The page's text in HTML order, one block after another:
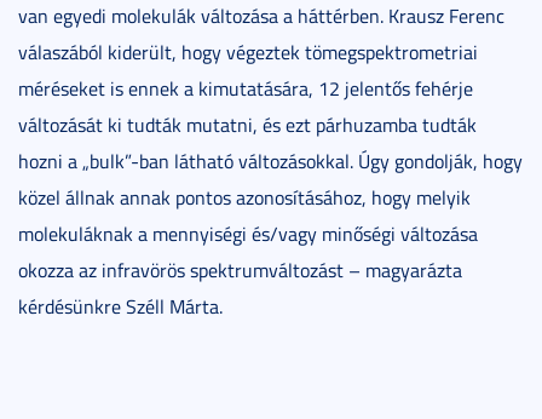
van egyedi molekulák változása a háttérben. Krausz Ferenc
válaszából kiderült, hogy végeztek tömegspektrometriai
méréseket is ennek a kimutatására, 12 jelentős fehérje
változását ki tudták mutatni, és ezt párhuzamba tudták
hozni a „bulk”-ban látható változásokkal. Úgy gondolják, hogy
közel állnak annak pontos azonosításához, hogy melyik
molekuláknak a mennyiségi és/vagy minőségi változása
okozza az infravörös spektrumváltozást – magyarázta
kérdésünkre Széll Márta.